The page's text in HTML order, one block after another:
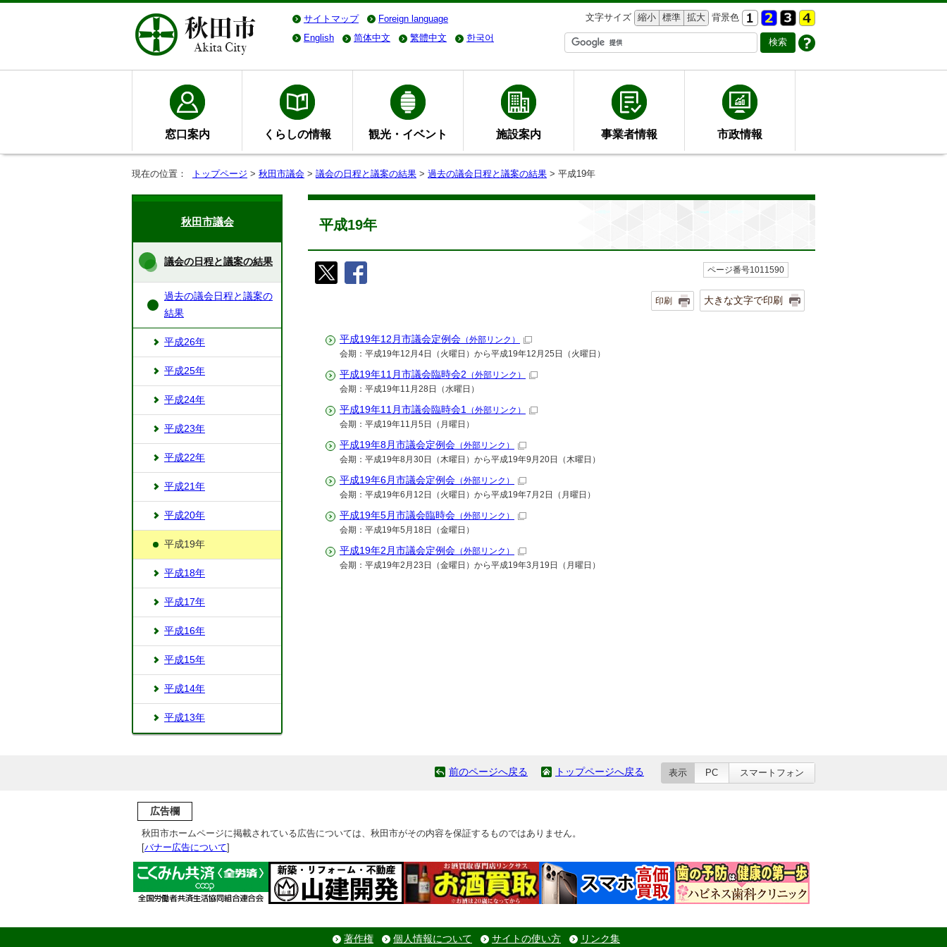
サイトマップ Foreign language 文字サイズ 縮小 標準 拡大 背景色
English
简体中文 繁體中文 한국어
窓口案内 くらしの情報 観光・イベント 施設案内 事業者情報 市政情報
現在の位置： トップページ > 秋田市議会 > 議会の日程と議案の結果 > 過去の議会日程と議案の結果 > 平成19年
平成19年
ページ番号1011590
印刷 大きな文字で印刷
平成19年12月市議会定例会 （外部リンク）
会期：平成19年12月4日（火曜日）から平成19年12月25日（火曜日）
平成19年11月市議会臨時会2 （外部リンク）
会期：平成19年11月28日（水曜日）
平成19年11月市議会臨時会1 （外部リンク）
会期：平成19年11月5日（月曜日）
平成19年8月市議会定例会 （外部リンク）
会期：平成19年8月30日（木曜日）から平成19年9月20日（木曜日）
平成19年6月市議会定例会 （外部リンク）
会期：平成19年6月12日（火曜日）から平成19年7月2日（月曜日）
平成19年5月市議会臨時会 （外部リンク）
会期：平成19年5月18日（金曜日）
平成19年2月市議会定例会 （外部リンク）
会期：平成19年2月23日（金曜日）から平成19年3月19日（月曜日）
秋田市議会
議会の日程と議案の結果
過去の議会日程と議案の
結果
平成26年
平成25年
平成24年
平成23年
平成22年
平成21年
平成20年
平成19年
平成18年
平成17年
平成16年
平成15年
平成14年
平成13年
前のページへ戻る トップページへ戻る 表示 PC スマートフォン
広告欄
秋田市ホームページに掲載されている広告については、秋田市がその内容を保証するものではありません。
[バナー広告について]
著作権 個人情報について サイトの使い方 リンク集